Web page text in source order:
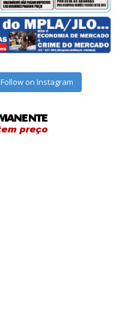
Follow on Instagram